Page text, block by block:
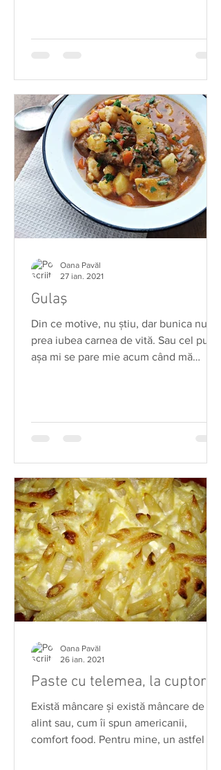
Gulaş
Din ce motive, nu ştiu, dar bunica nu
prea iubea carnea de vită. Sau cel puţin
aşa mi se pare mie acum când mă
Oana Pavăl
27 ian. 2021
Paste cu telemea, la cuptor
Există mâncare şi există mâncare de
alint sau, cum îi spun americanii,
comfort food. Pentru mine, un astfel de
Oana Pavăl
26 ian. 2021